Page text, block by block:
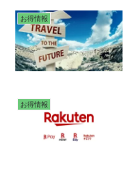
お得情報
お得情報